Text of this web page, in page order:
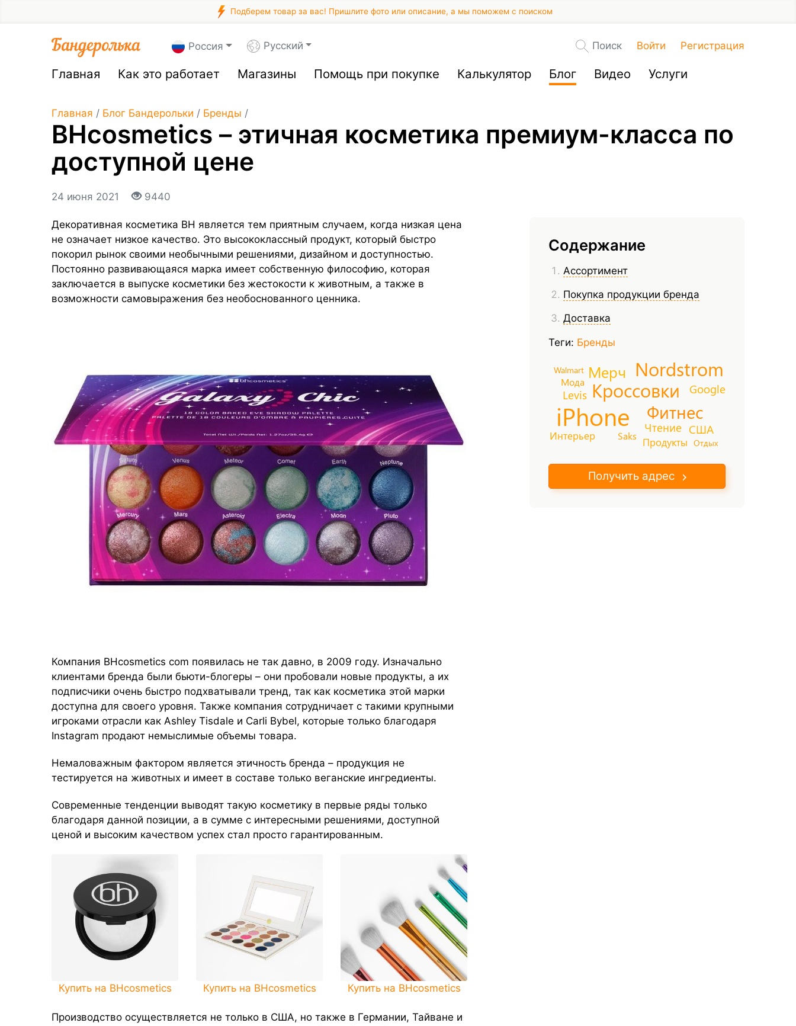
Подберем товар за вас! Пришлите фото или описание, а мы поможем с поиском
Россия Русский Поиск Войти Регистрация
Главная Как это работает Магазины Помощь при покупке Калькулятор Блог Видео Услуги
Главная / Блог Бандерольки / Бренды /
BHcosmetics – этичная косметика премиум-класса по
доступной цене
24 июня 2021 9440
Содержание
Ассортимент
Покупка продукции бренда
Доставка
Теги: Бренды
iPhone
Кроссовки
Nordstrom
Фитнес
Мерч
Чтение
Google
США
Levis
Интерьер Продукты
Saks
Мода
Отдых
Walmart
Получить адрес
Декоративная косметика BH является тем приятным случаем, когда низкая цена
не означает низкое качество. Это высококлассный продукт, который быстро
покорил рынок своими необычными решениями, дизайном и доступностью.
Постоянно развивающаяся марка имеет собственную философию, которая
заключается в выпуске косметики без жестокости к животным, а также в
возможности самовыражения без необоснованного ценника.
Компания BHcosmetics com появилась не так давно, в 2009 году. Изначально
клиентами бренда были бьюти-блогеры – они пробовали новые продукты, а их
подписчики очень быстро подхватывали тренд, так как косметика этой марки
доступна для своего уровня. Также компания сотрудничает с такими крупными
игроками отрасли как Ashley Tisdale и Carli Bybel, которые только благодаря
Instagram продают немыслимые объемы товара.
Немаловажным фактором является этичность бренда – продукция не
тестируется на животных и имеет в составе только веганские ингредиенты.
Современные тенденции выводят такую косметику в первые ряды только
благодаря данной позиции, а в сумме с интересными решениями, доступной
ценой и высоким качеством успех стал просто гарантированным.
Купить на BHcosmetics Купить на BHcosmetics Купить на BHcosmetics
Производство осуществляется не только в США, но также в Германии, Тайване и